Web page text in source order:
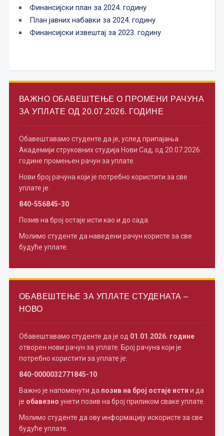
ВАЖНО ОБАВЕШТЕЊЕ О ПРОМЕНИ РАЧУНА
ЗА УПЛАТЕ ОД 20.07.2026. ГОДИНЕ
Обавештавамо студенте да је, услед припајања
Академији струковних студија Нови Сад, од 20.07.2026.
године промењен рачун за уплате.
Нови број рачуна који је потребно користити за све
уплате је:
840-556845-30
Позив на број остаје исти као и до сада.
Молимо студенте да наведени рачун користе за све
будуће уплате.
ОБАВЕШТЕЊЕ ЗА УПЛАТЕ СТУДЕНАТА –
НОВО
Обавештавамо студенте да је од 01.01.2026. године
отворен нови рачун за уплате. Број рачуна који је
потребно користити за уплате је:
840-0000032771845-10
Важно је напоменути да позив на број остаје исти и да
је обавезно унети позив на број приликом сваке уплате.
Молимо студенте да ову информацију искористе за све
будуће уплате.
Финансијски план за 2024. годину
План јавних набавки за 2024. годину
Финансијски извештај за 2023. годину